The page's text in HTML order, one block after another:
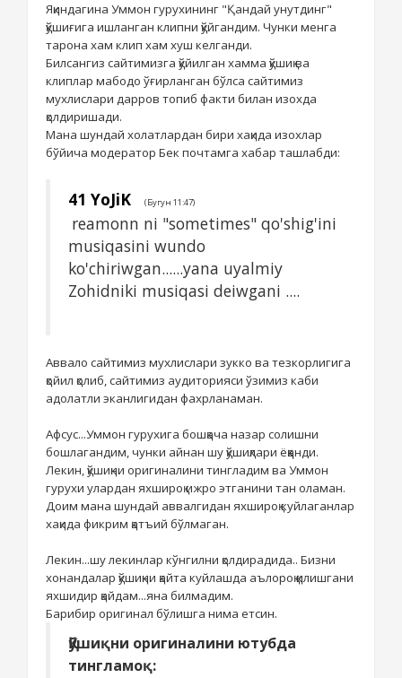
Яқиндагина Уммон гурухининг "Қандай унутдинг"
қўшиғига ишланган клипни қўйгандим. Чунки менга
тарона хам клип хам хуш келганди.
Билсангиз сайтимизга қўйилган хамма қўшиқ ва
клиплар мабодо ўғирланган бўлса сайтимиз
мухлислари дарров топиб факти билан изохда
қолдиришади.
Мана шундай холатлардан бири хақида изохлар
бўйича модератор Бек почтамга хабар ташлабди:
41 YoJiK (Бугун 11:47)
reamonn ni "sometimes" qo'shig'ini
musiqasini wundo
ko'chiriwgan......yana uyalmiy
Zohidniki musiqasi deiwgani ....
Аввало сайтимиз мухлислари зукко ва тезкорлигига
қойил қолиб, сайтимиз аудиторияси ўзимиз каби
адолатли эканлигидан фахрланаман.
Афсус...Уммон гурухига бошқача назар солишни
бошлагандим, чунки айнан шу қўшиқлари ёққанди.
Лекин, қўшиқни оригиналини тингладим ва Уммон
гурухи улардан яхшироқ ижро этганини тан оламан.
Доим мана шундай аввалгидан яхшироқ куйлаганлар
хақида фикрим қатъий бўлмаган.
Лекин...шу лекинлар кўнгилни қолдирадида.. Бизни
хонандалар қўшиқни қайта куйлашда аълороқ қилишгани
яхшидир қайдам...яна билмадим.
Барибир оригинал бўлишга нима етсин.
Қўшиқни оригиналини ютубда
тингламоқ: